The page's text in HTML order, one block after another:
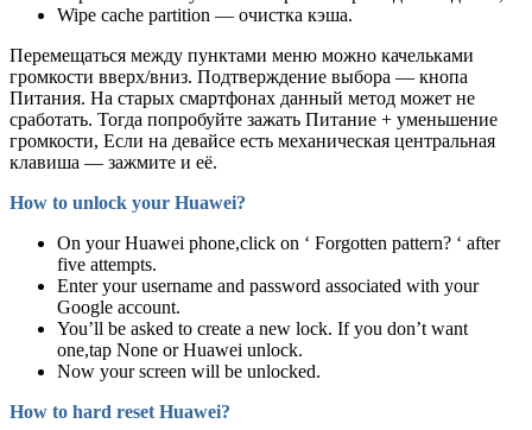
Wipe cache partition — очистка кэша.
Перемещаться между пунктами меню можно качельками
громкости вверх/вниз. Подтверждение выбора — кнопа
Питания. На старых смартфонах данный метод может не
сработать. Тогда попробуйте зажать Питание + уменьшение
громкости, Если на девайсе есть механическая центральная
клавиша — зажмите и её.
How to unlock your Huawei?
On your Huawei phone,click on ‘ Forgotten pattern? ‘ after
five attempts.
Enter your username and password associated with your
Google account.
You’ll be asked to create a new lock. If you don’t want
one,tap None or Huawei unlock.
Now your screen will be unlocked.
How to hard reset Huawei?